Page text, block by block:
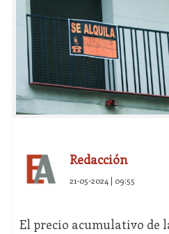
Redacción
21-05-2024 | 09:55
El precio acumulativo de